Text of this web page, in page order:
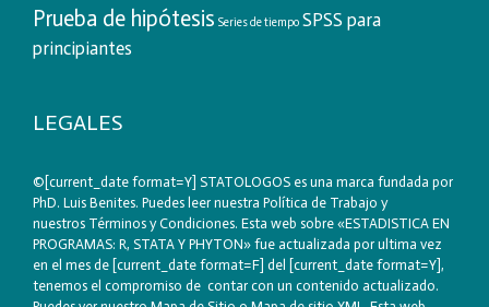
Prueba de hipótesis Series de tiempo SPSS para
principiantes
LEGALES
©[current_date format=Y] STATOLOGOS es una marca fundada por
PhD. Luis Benites. Puedes leer nuestra Política de Trabajo y
nuestros Términos y Condiciones. Esta web sobre «ESTADISTICA EN
PROGRAMAS: R, STATA Y PHYTON» fue actualizada por ultima vez
en el mes de [current_date format=F] del [current_date format=Y],
tenemos el compromiso de contar con un contenido actualizado.